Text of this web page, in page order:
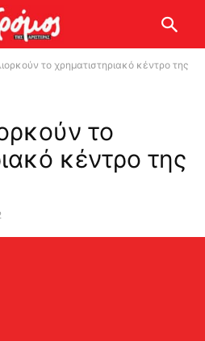
το χρηματιστηριακό κέντρο της
το
κέντρο της